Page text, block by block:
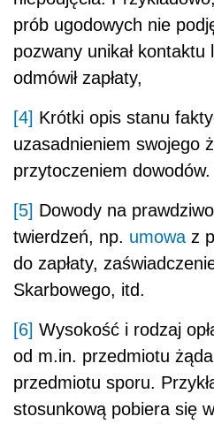
prób ugodowych nie
pozwany unikał
odmówił zapłaty,
[4] Krótki opis stanu
uzasadnieniem swojego
przytoczeniem dowodów.
[5] Dowody na
twierdzeń, np. umowa z
do zapłaty,
Skarbowego, itd.
[6] Wysokość i rodzaj
od m.in. przedmiotu
przedmiotu sporu.
stosunkową pobiera się